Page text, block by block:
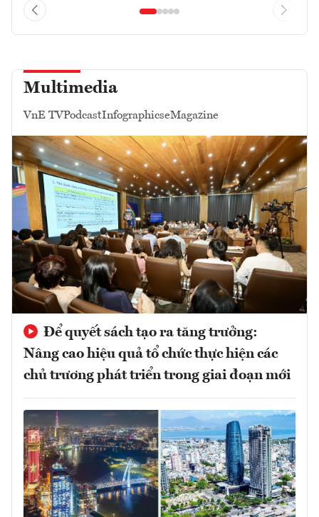
Multimedia
VnE TVPodcastInfographicseMagazine
Để quyết sách tạo ra tăng trưởng:
Nâng cao hiệu quả tổ chức thực hiện các
chủ trương phát triển trong giai đoạn mới